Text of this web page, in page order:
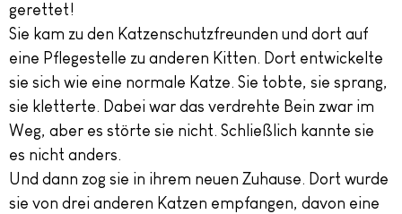
gerettet!
Sie kam zu den Katzenschutzfreunden und dort auf
eine Pflegestelle zu anderen Kitten. Dort entwickelte
sie sich wie eine normale Katze. Sie tobte, sie sprang,
sie kletterte. Dabei war das verdrehte Bein zwar im
Weg, aber es störte sie nicht. Schließlich kannte sie
es nicht anders.
Und dann zog sie in ihrem neuen Zuhause. Dort wurde
sie von drei anderen Katzen empfangen, davon eine